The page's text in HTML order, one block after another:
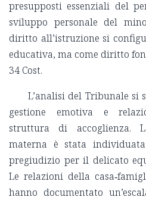
presupposti essenziali del
sviluppo personale del
diritto all’istruzione si
educativa, ma come diritto
34 Cost.
L’analisi del Tribunale si
gestione emotiva e
struttura di accoglienza.
materna è stata
pregiudizio per il delicato
Le relazioni della
hanno documentato